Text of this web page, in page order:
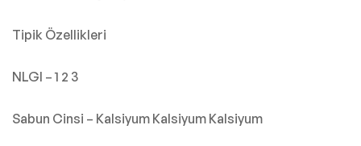
Tipik Özellikleri
NLGI – 1 2 3
Sabun Cinsi – Kalsiyum Kalsiyum Kalsiyum